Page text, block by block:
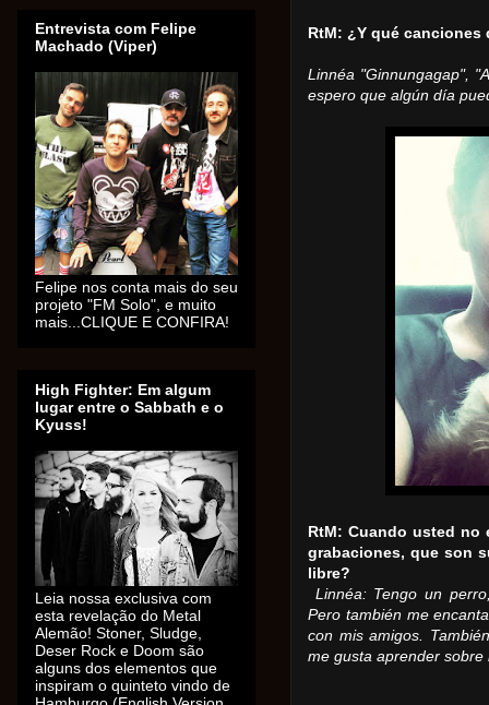
RtM: ¿Y qué
Linnéa "Ginnungagap",
espero que algún día
RtM: Cuando usted
grabaciones, que son
libre?
Linnéa: Tengo un
Pero también me
con mis amigos.
me gusta aprender
Entrevista com Felipe
Machado (Viper)
Felipe nos conta mais do seu
projeto "FM Solo", e muito
mais...CLIQUE E CONFIRA!
High Fighter: Em algum
lugar entre o Sabbath e o
Kyuss!
Leia nossa exclusiva com
esta revelação do Metal
Alemão! Stoner, Sludge,
Deser Rock e Doom são
alguns dos elementos que
inspiram o quinteto vindo de